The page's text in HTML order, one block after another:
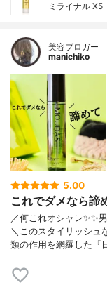
ミライナル X5
美容ブロガー
manichiko
5.00
これでダメなら諦
／何これオシャレ✨✨
＼このスタイリッシュ
類の作用を網羅した『